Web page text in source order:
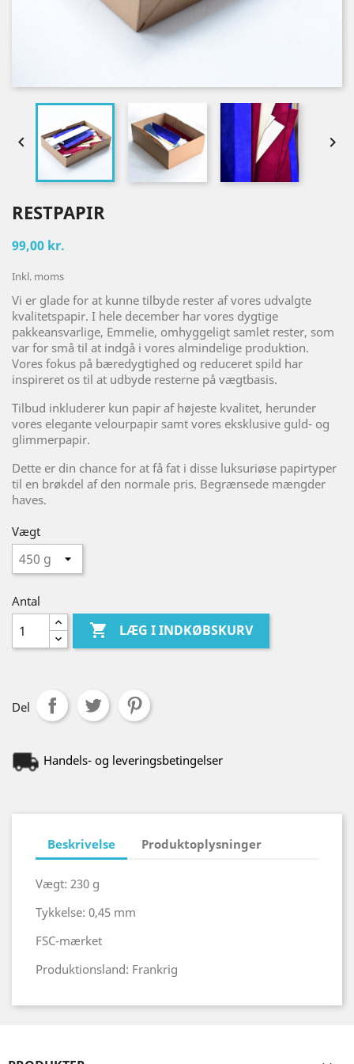
 
RESTPAPIR
99,00 kr.
Inkl. moms
Vi er glade for at kunne tilbyde rester af vores udvalgte
kvalitetspapir. I hele december har vores dygtige
pakkeansvarlige, Emmelie, omhyggeligt samlet rester, som
var for små til at indgå i vores almindelige produktion.
Vores fokus på bæredygtighed og reduceret spild har
inspireret os til at udbyde resterne på vægtbasis.
Tilbud inkluderer kun papir af højeste kvalitet, herunder
vores elegante velourpapir samt vores eksklusive guld- og
glimmerpapir.
Dette er din chance for at få fat i disse luksuriøse papirtyper
til en brøkdel af den normale pris. Begrænsede mængder
haves.
Vægt
Antal
 LÆG I INDKØBSKURV
Del
Handels- og leveringsbetingelser
Beskrivelse Produktoplysninger
Vægt: 230 g
Tykkelse: 0,45 mm
FSC-mærket
Produktionsland: Frankrig